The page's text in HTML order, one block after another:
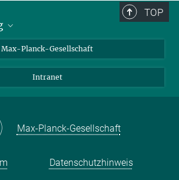
TOP
Max-Planck-Gesellschaft
Intranet
Max-Planck-Gesellschaft
Datenschutzhinweis